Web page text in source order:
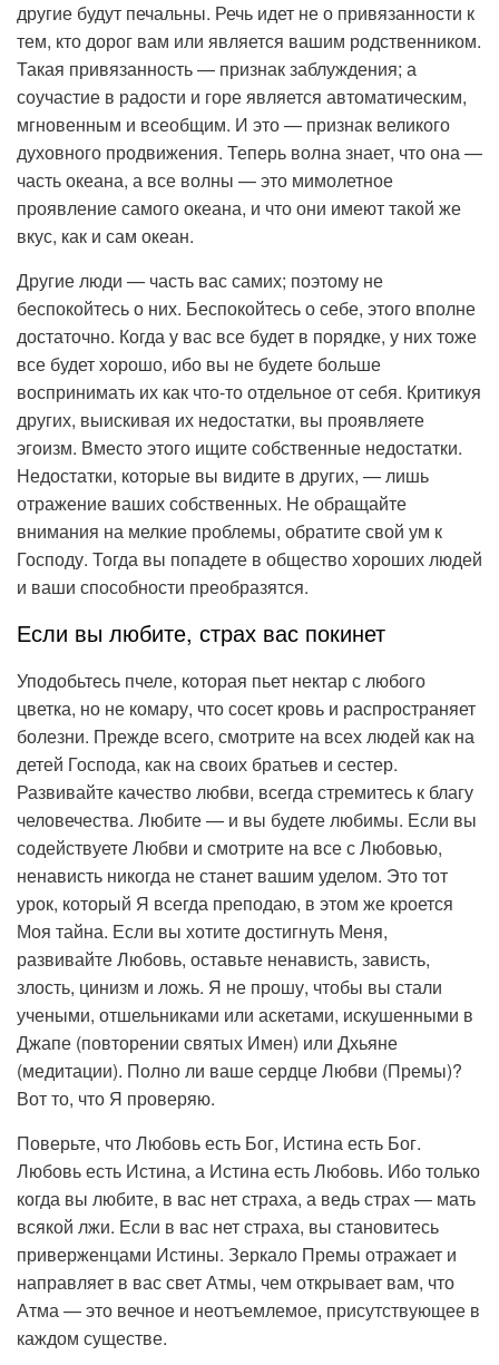
другие будут печальны. Речь идет не о привязанности к
тем, кто дорог вам или является вашим родственником.
Такая привязанность — признак заблуждения; а
соучастие в радости и горе является автоматическим,
мгновенным и всеобщим. И это — признак великого
духовного продвижения. Теперь волна знает, что она —
часть океана, а все волны — это мимолетное
проявление самого океана, и что они имеют такой же
вкус, как и сам океан.
Другие люди — часть вас самих; поэтому не
беспокойтесь о них. Беспокойтесь о себе, этого вполне
достаточно. Когда у вас все будет в порядке, у них тоже
все будет хорошо, ибо вы не будете больше
воспринимать их как что-то отдельное от себя. Критикуя
других, выискивая их недостатки, вы проявляете
эгоизм. Вместо этого ищите собственные недостатки.
Недостатки, которые вы видите в других, — лишь
отражение ваших собственных. Не обращайте
внимания на мелкие проблемы, обратите свой ум к
Господу. Тогда вы попадете в общество хороших людей
и ваши способности преобразятся.
Если вы любите, страх вас покинет
Уподобьтесь пчеле, которая пьет нектар с любого
цветка, но не комару, что сосет кровь и распространяет
болезни. Прежде всего, смотрите на всех людей как на
детей Господа, как на своих братьев и сестер.
Развивайте качество любви, всегда стремитесь к благу
человечества. Любите — и вы будете любимы. Если вы
содействуете Любви и смотрите на все с Любовью,
ненависть никогда не станет вашим уделом. Это тот
урок, который Я всегда преподаю, в этом же кроется
Моя тайна. Если вы хотите достигнуть Меня,
развивайте Любовь, оставьте ненависть, зависть,
злость, цинизм и ложь. Я не прошу, чтобы вы стали
учеными, отшельниками или аскетами, искушенными в
Джапе (повторении святых Имен) или Дхьяне
(медитации). Полно ли ваше сердце Любви (Премы)?
Вот то, что Я проверяю.
Поверьте, что Любовь есть Бог, Истина есть Бог.
Любовь есть Истина, а Истина есть Любовь. Ибо только
когда вы любите, в вас нет страха, а ведь страх — мать
всякой лжи. Если в вас нет страха, вы становитесь
приверженцами Истины. Зеркало Премы отражает и
направляет в вас свет Атмы, чем открывает вам, что
Атма — это вечное и неотъемлемое, присутствующее в
каждом существе.